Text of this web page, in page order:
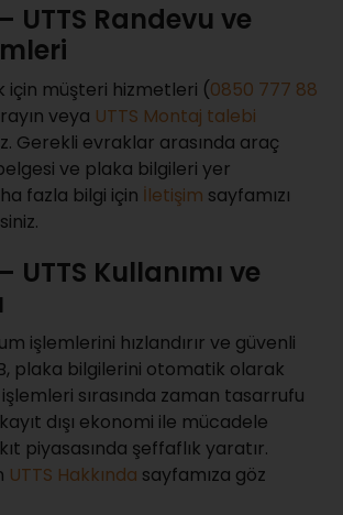
UTTS Randevu ve
için müşteri hizmetleri (0850 777 88
veya UTTS Montaj talebi
Gerekli evraklar arasında araç
ve plaka bilgileri yer
fazla bilgi için İletişim sayfamızı
UTTS Kullanımı ve
işlemlerini hızlandırır ve güvenli
plaka bilgilerini otomatik olarak
sırasında zaman tasarrufu
dışı ekonomi ile mücadele
piyasasında şeffaflık yaratır.
UTTS Hakkında sayfamıza göz